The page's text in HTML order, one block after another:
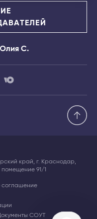
С.
край, г. Краснодар,
помещение 91/1
соглашение
СОУТ